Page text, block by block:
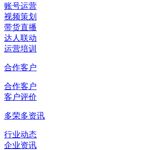
账号运营
视频策划
带货直播
达人联动
运营培训
合作客户
合作客户
客户评价
多荣多资讯
行业动态
企业资讯